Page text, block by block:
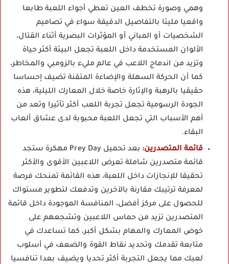
وهمي وصورة تخطف العين تعطي أجواء اللعبة طابعا
واقعيا مليئا بالتفاصيل الدقيقة سواء في تصاميم
الشخصيات أو المباني أو المؤثرات البصرية أثناء القتال،
الألوان المستخدمة داخل اللعبة تجعل البيئة أكثر حياة
وتزيد من اندماج اللاعب في عالم مليء بالزومبي والمخاطر،
كما أن الحركة السهلة والإضاءة المتقنة تضيف إحساسا
حقيقيا بالرهبة والإثارة خاصة خلال المعارك الليلية، هذه
الجودة الرسومية تجعل تجربة اللعب أكثر تأثيرا وتعد من
أهم الأسباب التي تجعل اللعبة محبوبة لدى عشاق ألعاب
البقاء.
قائمة المتصدرين:
بعد تحميل Prey Day مهكرة ستجد
قائمة متصدرين شاملة تعرض اللاعبين الأقوى والأكثر
تحقيقا للإنجازات داخل اللعبة، هذه القائمة تمنحك فرصة
لمعرفة ترتيبك مقارنة بالآخرين وتدفعك لتطوير مستواك
للحصول على مركز أفضل، المنافسة الموجودة داخل قائمة
المتصدرين تزيد من حماس اللاعبين وتشجعهم على
خوض المعارك والمهام بشكل أكبر، كما تساعدك في
متابعة تقدمك وتحديد نقاط القوة والضعف في أسلوب
لعبك مما يجعل التجربة أكثر تحديا ويضيف بعدا تنافسيا